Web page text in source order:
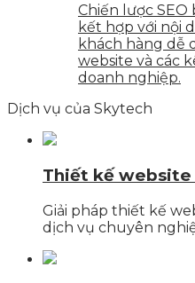
Chiến lược SEO
kết hợp với nội
khách hàng dễ
website và các
doanh nghiệp.
Dịch vụ của Skytech
Thiết kế website
Giải pháp thiết kế
dịch vụ chuyên